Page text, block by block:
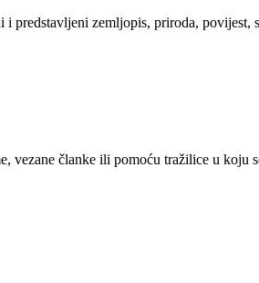
zemljopis, priroda, povijest,
vezane članke ili pomoću tražilice u koju